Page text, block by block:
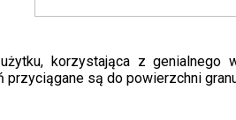
korzystająca z genialnego
są do powierzchni